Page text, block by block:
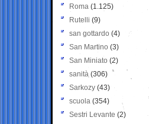
Roma (1.125)
Rutelli (9)
san gottardo (4)
San Martino (3)
San Miniato (2)
sanità (306)
Sarkozy (43)
scuola (354)
Sestri Levante (2)